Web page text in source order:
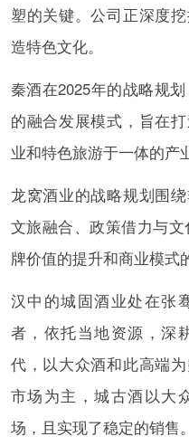
塑的关键。公司正深度
造特色文化。
秦酒在2025年的战略规
的融合发展模式，旨在
业和特色旅游于一体的产
龙窝酒业的战略规划围
文旅融合、政策借力与
牌价值的提升和商业模式
汉中的城固酒业处在张
者，依托当地资源，深
代，以大众酒和此高端
市场为主，城古酒以大
场，且实现了稳定的销售。